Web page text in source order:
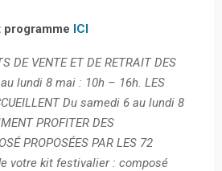
ICI
DE VENTE ET DE RETRAIT DES
lundi 8 mai : 10h – 16h. LES
Du samedi 6 au lundi 8
PROFITER DES
PROPOSÉES PAR LES 72
votre kit festivalier : composé